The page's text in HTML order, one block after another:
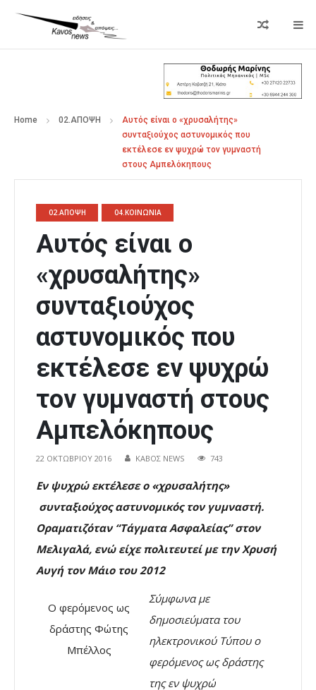
Home 02.ΑΠΟΨΗ
Αυτός είναι ο «χρυσαλήτης»
συνταξιούχος αστυνομικός που
εκτέλεσε εν ψυχρώ τον γυμναστή
στους Αμπελόκηπους
02.ΑΠΟΨΗ 04.ΚΟΙΝΩΝΙΑ
Αυτός είναι ο
«χρυσαλήτης»
συνταξιούχος
αστυνομικός που
εκτέλεσε εν ψυχρώ
τον γυμναστή στους
Αμπελόκηπους
22 ΟΚΤΩΒΡΊΟΥ 2016 ΚΑΒΟΣ NEWS 743
Εν ψυχρώ εκτέλεσε ο «χρυσαλήτης»
συνταξιούχος αστυνομικός τον γυμναστή.
Οραματιζόταν “Τάγματα Ασφαλείας” στον
Μελιγαλά, ενώ είχε πολιτευτεί με την Χρυσή
Αυγή τον Μάιο του 2012
Ο φερόμενος ως
δράστης Φώτης
Μπέλλος
Σύμφωνα με
δημοσιεύματα του
ηλεκτρονικού Τύπου ο
φερόμενος ως δράστης
της εν ψυχρώ